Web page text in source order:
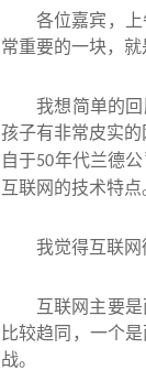
各位嘉宾，
常重要的一块，就
我想简单的
孩子有非常皮实
自于50年代兰德
互联网的技术特点
我觉得互联网
互联网主要
比较趋同，一个
战。